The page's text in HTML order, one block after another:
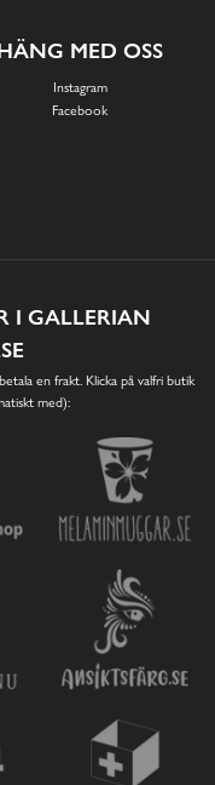
MED OSS
Instagram
Facebook
I GALLERIAN
en frakt. Klicka på valfri butik
med):